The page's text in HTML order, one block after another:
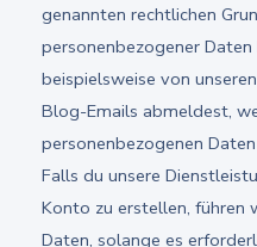
genannten rechtlichen
personenbezogener
beispielsweise von
Blog-Emails abmeldest,
personenbezogenen
Falls du unsere
Konto zu erstellen, führen
Daten, solange es